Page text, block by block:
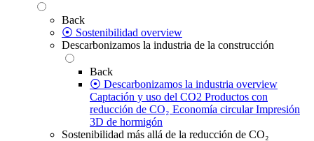
Back
⦿ Sostenibilidad overview
Descarbonizamos la industria de la construcción
Back
⦿ Descarbonizamos la industria overview
Captación y uso del CO2 Productos con
reducción de CO₂ Economía circular Impresión
3D de hormigón
Sostenibilidad más allá de la reducción de CO₂